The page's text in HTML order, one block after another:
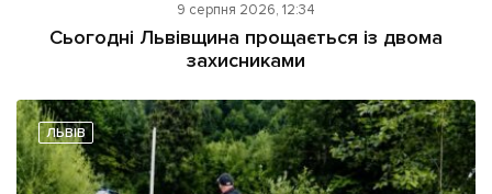
9 серпня 2026, 12:34
Сьогодні Львівщина прощається із двома
захисниками
ЛЬВІВ